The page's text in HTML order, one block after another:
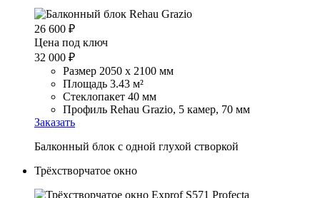
26 600 ₽
Цена под ключ
32 000 ₽
Размер 2050 х 2100 мм
Площадь 3.43 м²
Стеклопакет 40 мм
Профиль Rehau Grazio, 5 камер, 70 мм
Заказать
Балконный блок с одной глухой створкой
Трёхстворчатое окно